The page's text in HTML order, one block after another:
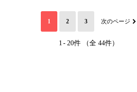
1 2 3 次のページ
1 - 20件 （全 44件）